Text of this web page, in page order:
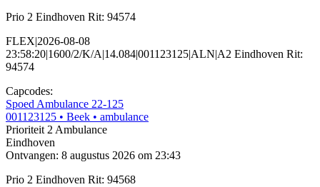
Prio 2 Eindhoven Rit: 94574
FLEX|2026-08-08
23:58:20|1600/2/K/A|14.084|001123125|ALN|A2 Eindhoven Rit:
94574
Capcodes:
Spoed Ambulance 22-125
001123125 • Beek • ambulance
Prioriteit 2Ambulance
Eindhoven
Ontvangen: 8 augustus 2026 om 23:43
Prio 2 Eindhoven Rit: 94568